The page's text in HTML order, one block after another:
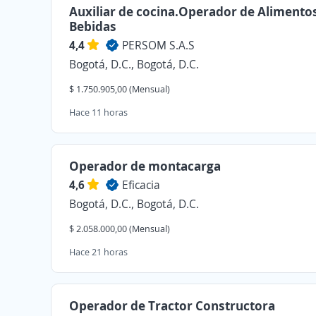
Auxiliar de cocina.Operador de
Bebidas
4,4
PERSOM S.A.S
Bogotá, D.C., Bogotá, D.C.
$ 1.750.905,00 (Mensual)
Hace 11 horas
Operador de montacarga
4,6
Eficacia
Bogotá, D.C., Bogotá, D.C.
$ 2.058.000,00 (Mensual)
Hace 21 horas
Operador de Tractor Constructora